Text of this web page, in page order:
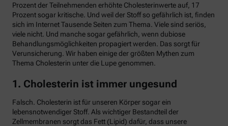
Prozent der Teilnehmenden erhöhte Cholesterinwerte auf, 17
Prozent sogar kritische. Und weil der Stoff so gefährlich ist, finden
sich im Internet Tausende Seiten zum Thema. Viele sind seriös,
viele nicht. Und manche sogar gefährlich, wenn dubiose
Behandlungsmöglichkeiten propagiert werden. Das sorgt für
Verunsicherung. Wir haben einige der größten Mythen zum
Thema Cholesterin unter die Lupe genommen.
1. Cholesterin ist immer ungesund
Falsch. Cholesterin ist für unseren Körper sogar ein
lebensnotwendiger Stoff. Als wichtiger Bestandteil der
Zellmembranen sorgt das Fett (Lipid) dafür, dass unsere